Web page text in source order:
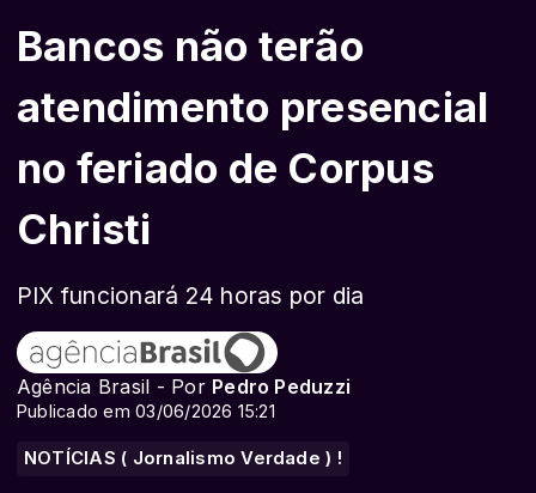
Bancos não terão
atendimento presencial
no feriado de Corpus
Christi
PIX funcionará 24 horas por dia
Agência Brasil - Por Pedro Peduzzi
Publicado em 03/06/2026 15:21
NOTÍCIAS ( Jornalismo Verdade ) !